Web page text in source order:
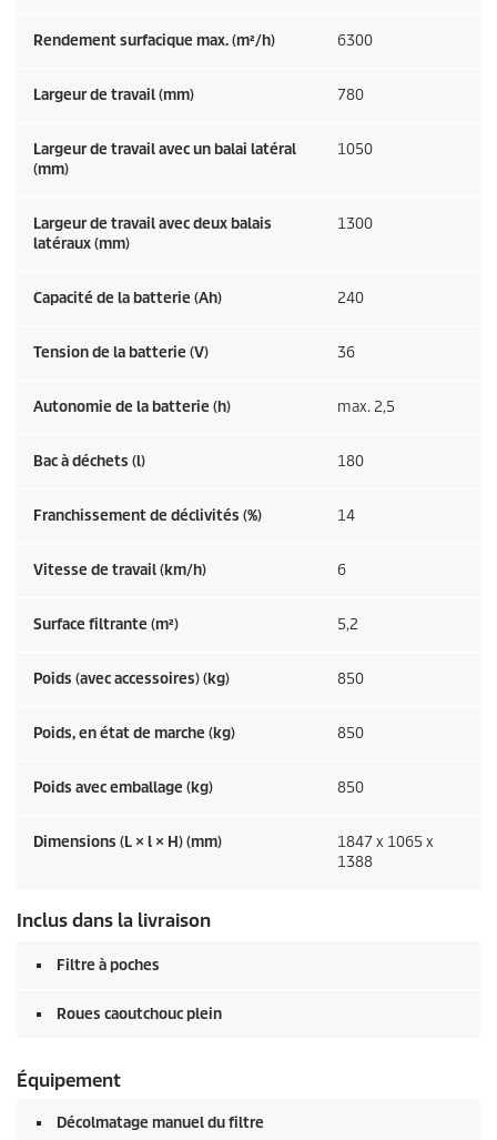
Rendement surfacique max. (m²/h) 6300
Largeur de travail (mm) 780
Largeur de travail avec un balai latéral
(mm)
1050
Largeur de travail avec deux balais
latéraux (mm)
1300
Capacité de la batterie (Ah) 240
Tension de la batterie (V) 36
Autonomie de la batterie (h) max. 2,5
Bac à déchets (l) 180
Franchissement de déclivités (%) 14
Vitesse de travail (km/h) 6
Surface filtrante (m²) 5,2
Poids (avec accessoires) (kg) 850
Poids, en état de marche (kg) 850
Poids avec emballage (kg) 850
Dimensions (L × l × H) (mm)
1847 x 1065 x
1388
Inclus dans la livraison
Filtre à poches
Roues caoutchouc plein
Équipement
Décolmatage manuel du filtre